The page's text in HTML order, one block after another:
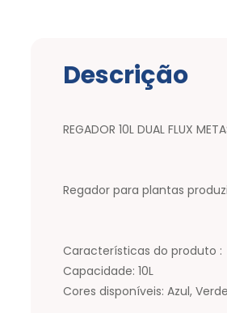
Descrição
REGADOR 10L DUAL FLUX
Regador para plantas
Características do produto :
Capacidade: 10L
Cores disponíveis: Azul,